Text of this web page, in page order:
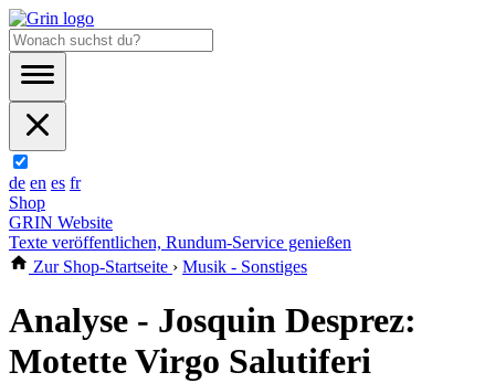
de en es fr
Shop
GRIN Website
Texte veröffentlichen, Rundum-Service genießen
Zur Shop-Startseite › Musik - Sonstiges
Analyse - Josquin Desprez:
Motette Virgo Salutiferi